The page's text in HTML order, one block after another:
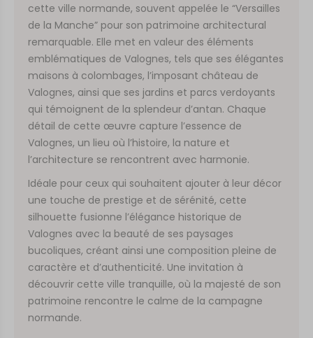
cette ville normande, souvent appelée le “Versailles
de la Manche” pour son patrimoine architectural
remarquable. Elle met en valeur des éléments
emblématiques de Valognes, tels que ses élégantes
maisons à colombages, l’imposant château de
Valognes, ainsi que ses jardins et parcs verdoyants
qui témoignent de la splendeur d’antan. Chaque
détail de cette œuvre capture l’essence de
Valognes, un lieu où l’histoire, la nature et
l’architecture se rencontrent avec harmonie.
Idéale pour ceux qui souhaitent ajouter à leur décor
une touche de prestige et de sérénité, cette
silhouette fusionne l’élégance historique de
Valognes avec la beauté de ses paysages
bucoliques, créant ainsi une composition pleine de
caractère et d’authenticité. Une invitation à
découvrir cette ville tranquille, où la majesté de son
patrimoine rencontre le calme de la campagne
normande.